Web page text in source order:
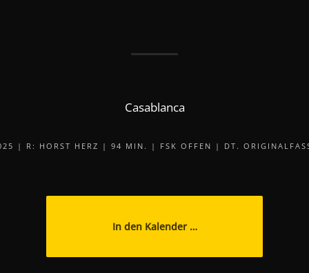
Casablanca
| R: HORST HERZ | 94 MIN. | FSK OFFEN | DT.
In den Kalender …